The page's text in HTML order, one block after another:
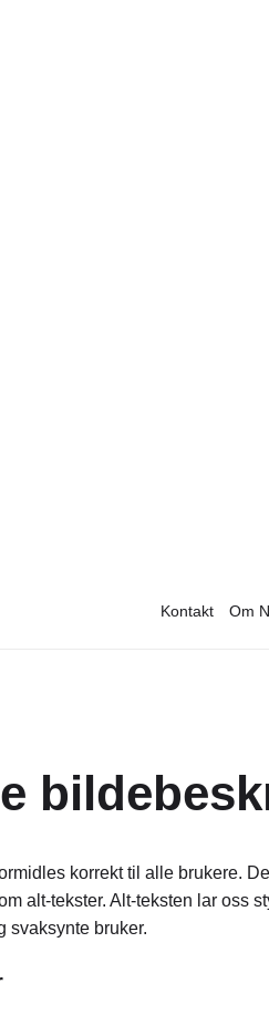
Kontakt Om
korrekt til alle brukere.
alt-tekster. Alt-teksten lar oss
svaksynte bruker.